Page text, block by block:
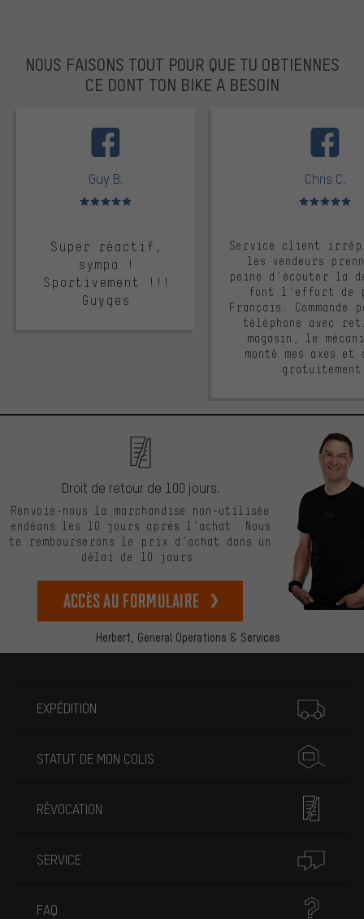
NOUS FAISONS TOUT POUR QUE TU OBTIENNES
CE DONT TON BIKE A BESOIN
Guy B.
Note moyenne : 5 sur 5
Super réactif,
sympa !
Sportivement !!!
Guyges
Chris C.
Note moyenne :
Service client
les vendeurs
peine d'écouter la
font l'effort de
Français. Commande
téléphone avec
magasin, le
monté mes axes et
Herbert, General Operations & Services
Droit de retour de 100 jours.
Renvoie-nous la marchandise non-utilisée
endéans les 10 jours après l’achat. Nous
te rembourserons le prix d’achat dans un
délai de 10 jours.
Accès au formulaire
EXPÉDITION
STATUT DE MON COLIS
RÉVOCATION
SERVICE
FAQ